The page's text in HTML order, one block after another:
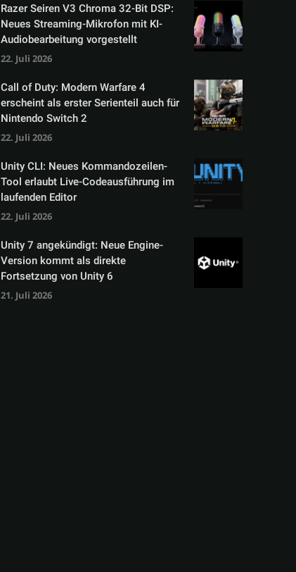
Razer Seiren V3 Chroma 32-Bit DSP:
Neues Streaming-Mikrofon mit KI-
Audiobearbeitung vorgestellt
22. Juli 2026
Call of Duty: Modern Warfare 4
erscheint als erster Serienteil auch für
Nintendo Switch 2
22. Juli 2026
Unity CLI: Neues Kommandozeilen-
Tool erlaubt Live-Codeausführung im
laufenden Editor
22. Juli 2026
Unity 7 angekündigt: Neue Engine-
Version kommt als direkte
Fortsetzung von Unity 6
21. Juli 2026